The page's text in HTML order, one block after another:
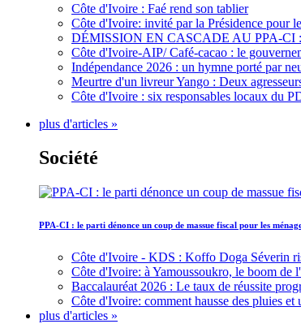
Côte d'Ivoire : Faé rend son tablier
Côte d'Ivoire: invité par la Présidence pour
DÉMISSION EN CASCADE AU PPA-
Côte d'Ivoire-AIP/ Café-cacao : le
Indépendance 2026 : un hymne porté par
Meurtre d'un livreur Yango : Deux
Côte d'Ivoire : six responsables locaux du
plus d'articles »
Société
PPA-CI : le parti dénonce un coup de massue fiscal pour les
Côte d'Ivoire - KDS : Koffo Doga Séverin
Côte d'Ivoire: à Yamoussoukro, le boom de
Baccalauréat 2026 : Le taux de réussite
Côte d'Ivoire: comment hausse des pluies
plus d'articles »